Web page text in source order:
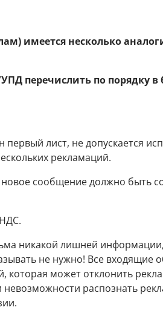
имеется несколько
перечислить по порядку в
лист, не допускается
рекламаций.
сообщение должно быть
никакой лишней
не нужно! Все входящие
которая может отклонить
распознать